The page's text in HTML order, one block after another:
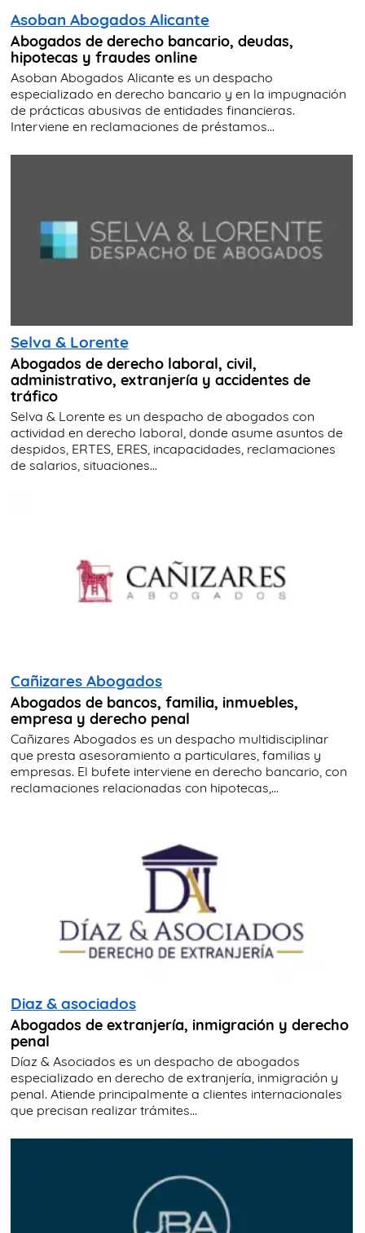
Asoban Abogados Alicante
Abogados de derecho bancario, deudas,
hipotecas y fraudes online
Asoban Abogados Alicante es un despacho
especializado en derecho bancario y en la impugnación
de prácticas abusivas de entidades financieras.
Interviene en reclamaciones de préstamos...
Selva & Lorente
Abogados de derecho laboral, civil,
administrativo, extranjería y accidentes de
tráfico
Selva & Lorente es un despacho de abogados con
actividad en derecho laboral, donde asume asuntos de
despidos, ERTES, ERES, incapacidades, reclamaciones
de salarios, situaciones...
Cañizares Abogados
Abogados de bancos, familia, inmuebles,
empresa y derecho penal
Cañizares Abogados es un despacho multidisciplinar
que presta asesoramiento a particulares, familias y
empresas. El bufete interviene en derecho bancario, con
reclamaciones relacionadas con hipotecas,...
Diaz & asociados
Abogados de extranjería, inmigración y derecho
penal
Díaz & Asociados es un despacho de abogados
especializado en derecho de extranjería, inmigración y
penal. Atiende principalmente a clientes internacionales
que precisan realizar trámites...